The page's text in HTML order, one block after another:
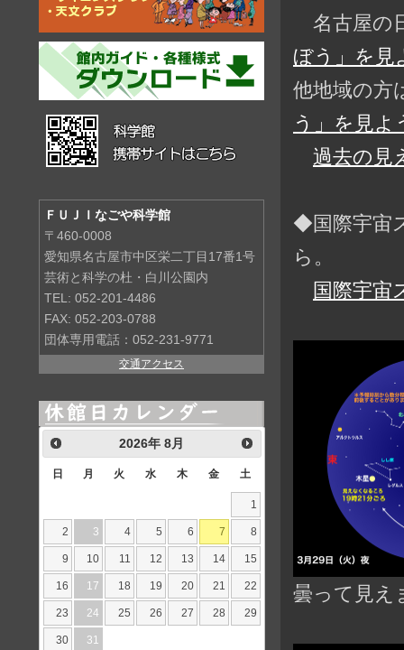
名古屋の
ぼう」を見
他地域の方
う」を見
過去の見
◆国際宇宙
ら。
国際宇宙
曇って見え
ＦＵＪＩなごや科学館
〒460-0008
愛知県名古屋市中区栄二丁目17番1号
芸術と科学の杜・白川公園内
TEL: 052-201-4486
FAX: 052-203-0788
団体専用電話：052-231-9771
交通アクセス
2026年8月
日 月 火 水 木 金 土
1
2 3 4 5 6 7 8
9 10 11 12 13 14 15
16 17 18 19 20 21 22
23 24 25 26 27 28 29
30 31